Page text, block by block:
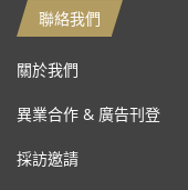
聯絡我們
關於我們
異業合作 & 廣告刊登
採訪邀請